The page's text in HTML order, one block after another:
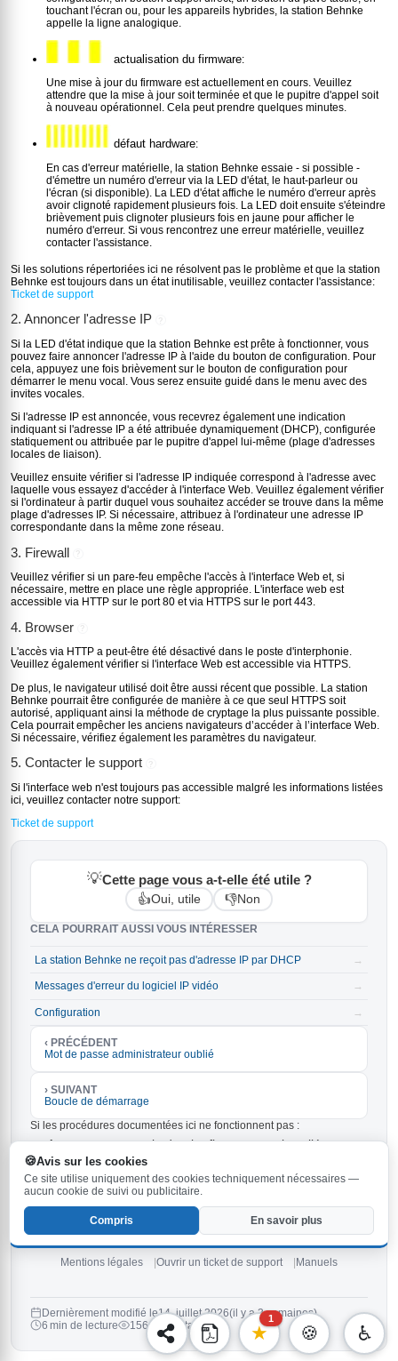
♿
🍪
Avis sur les cookies
Ce site utilise uniquement des cookies techniquement nécessaires —
aucun cookie de suivi ou publicitaire.
Compris En savoir plus
★
1
touchant l'écran ou, pour les appareils hybrides, la station Behnke
appelle la ligne analogique.
actualisation du firmware:
Une mise à jour du firmware est actuellement en cours. Veuillez
attendre que la mise à jour soit terminée et que le pupitre d'appel soit
à nouveau opérationnel. Cela peut prendre quelques minutes.
défaut hardware:
En cas d'erreur matérielle, la station Behnke essaie - si possible -
d'émettre un numéro d'erreur via la LED d'état, le haut-parleur ou
l'écran (si disponible). La LED d'état affiche le numéro d'erreur après
avoir clignoté rapidement plusieurs fois. La LED doit ensuite s'éteindre
brièvement puis clignoter plusieurs fois en jaune pour afficher le
numéro d'erreur. Si vous rencontrez une erreur matérielle, veuillez
contacter l'assistance.
Si les solutions répertoriées ici ne résolvent pas le problème et que la station
Behnke est toujours dans un état inutilisable, veuillez contacter l'assistance:
Ticket de support
2. Annoncer l'adresse IP
Si la LED d'état indique que la station Behnke est prête à fonctionner, vous
pouvez faire annoncer l'adresse IP à l'aide du bouton de configuration. Pour
cela, appuyez une fois brièvement sur le bouton de configuration pour
démarrer le menu vocal. Vous serez ensuite guidé dans le menu avec des
invites vocales.
Si l'adresse IP est annoncée, vous recevrez également une indication
indiquant si l'adresse IP a été attribuée dynamiquement (DHCP), configurée
statiquement ou attribuée par le pupitre d'appel lui-même (plage d'adresses
locales de liaison).
Veuillez ensuite vérifier si l'adresse IP indiquée correspond à l'adresse avec
laquelle vous essayez d'accéder à l'interface Web. Veuillez également vérifier
si l'ordinateur à partir duquel vous souhaitez accéder se trouve dans la même
plage d'adresses IP. Si nécessaire, attribuez à l'ordinateur une adresse IP
correspondante dans la même zone réseau.
3. Firewall
Veuillez vérifier si un pare-feu empêche l'accès à l'interface Web et, si
nécessaire, mettre en place une règle appropriée. L'interface web est
accessible via HTTP sur le port 80 et via HTTPS sur le port 443.
4. Browser ?
L'accès via HTTP a peut-être été désactivé dans le poste d'interphonie.
Veuillez également vérifier si l'interface Web est accessible via HTTPS.
De plus, le navigateur utilisé doit être aussi récent que possible. La station
Behnke pourrait être configurée de manière à ce que seul HTTPS soit
autorisé, appliquant ainsi la méthode de cryptage la plus puissante possible.
Cela pourrait empêcher les anciens navigateurs d’accéder à l’interface Web.
Si nécessaire, vérifiez également les paramètres du navigateur.
5. Contacter le support
Si l'interface web n'est toujours pas accessible malgré les informations listées
ici, veuillez contacter notre support:
Ticket de support
💡Cette page vous a-t-elle été utile ?
👍Oui, utile 👎Non
CELA POURRAIT AUSSI VOUS INTÉRESSER
La station Behnke ne reçoit pas d'adresse IP par DHCP →
Messages d'erreur du logiciel IP vidéo →
Configuration →
‹ PRÉCÉDENT
Mot de passe administrateur oublié
› SUIVANT
Boucle de démarrage
Si les procédures documentées ici ne fonctionnent pas :
Assurez-vous que le dernier firmware est installé sur
votre station Behnke. La version la plus récente est
et peut être téléchargée ici
.
Vérifiez les instructions dans le manuel et dans les
Si aucun des conseils ci-dessus ne vous aide,ouvrez un nouveau
ticketoucontactez notre hotline de service.
Mentions légales Ouvrir un ticket de support Manuels
Dernièrement modifié le14. juillet 2026(il y a 3 semaines)
6 min de lecture
156 Consultations